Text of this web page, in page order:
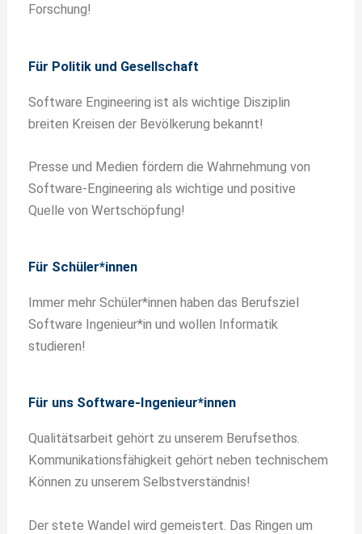
Forschung!
Für Politik und Gesellschaft
Software Engineering ist als wichtige Disziplin
breiten Kreisen der Bevölkerung bekannt!
Presse und Medien fördern die Wahrnehmung von
Software-Engineering als wichtige und positive
Quelle von Wertschöpfung!
Für Schüler*innen
Immer mehr Schüler*innen haben das Berufsziel
Software Ingenieur*in und wollen Informatik
studieren!
Für uns Software-Ingenieur*innen
Qualitätsarbeit gehört zu unserem Berufsethos.
Kommunikationsfähigkeit gehört neben technischem
Können zu unserem Selbstverständnis!
Der stete Wandel wird gemeistert. Das Ringen um